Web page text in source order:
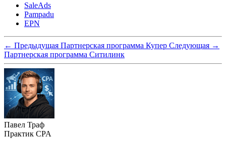
SaleAds
Pampadu
EPN
← Предыдущая Партнерская программа Купер Следующая →
Партнерская программа Ситилинк
Павел Траф
Практик CPA